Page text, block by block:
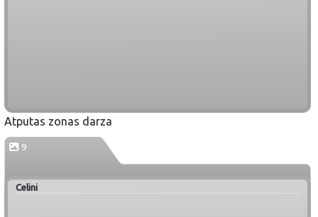
Atputas zonas darza
9
Celini